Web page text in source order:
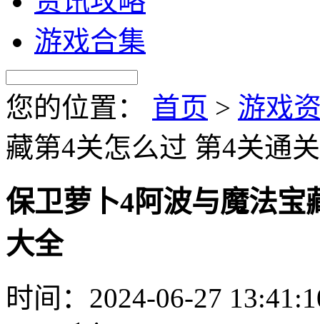
游戏合集
您的位置： 首页 > 游戏
藏第4关怎么过 第4关通
保卫萝卜4阿波与魔法宝
大全
时间：2024-06-27